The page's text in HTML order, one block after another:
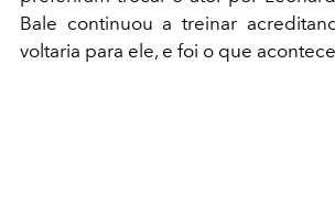
Bale continuou a treinar
voltaria para ele, e foi o que